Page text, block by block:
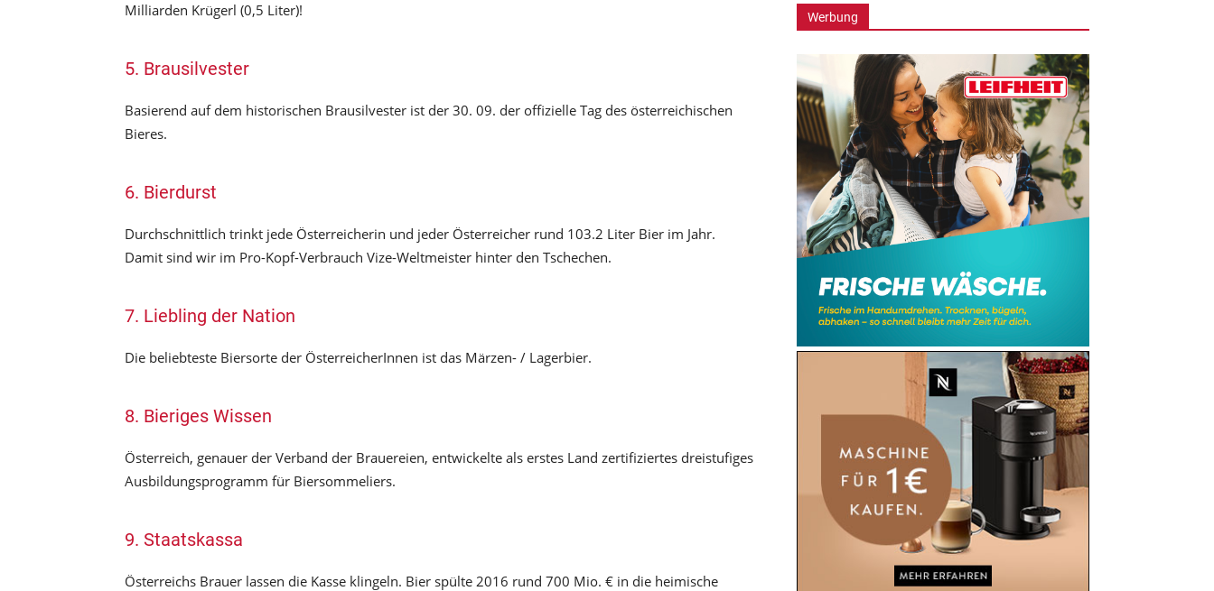
Milliarden Krügerl (0,5 Liter)!
5. Brausilvester
Basierend auf dem historischen Brausilvester ist der 30. 09. der offizielle Tag des österreichischen
Bieres.
6. Bierdurst
Durchschnittlich trinkt jede Österreicherin und jeder Österreicher rund 103.2 Liter Bier im Jahr.
Damit sind wir im Pro-Kopf-Verbrauch Vize-Weltmeister hinter den Tschechen.
7. Liebling der Nation
Die beliebteste Biersorte der ÖsterreicherInnen ist das Märzen- / Lagerbier.
8. Bieriges Wissen
Österreich, genauer der Verband der Brauereien, entwickelte als erstes Land zertifiziertes dreistufiges
Ausbildungsprogramm für Biersommeliers.
9. Staatskassa
Österreichs Brauer lassen die Kasse klingeln. Bier spülte 2016 rund 700 Mio. € in die heimische
Werbung